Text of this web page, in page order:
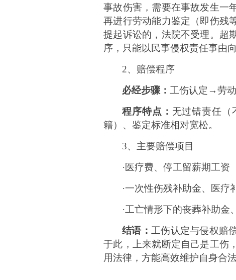
事故伤害，需要在事故发生一
再进行劳动能力鉴定（即伤残
提起诉讼的，法院不受理。超
序，只能以民事侵权责任事由
2、赔偿程序
必经步骤：工伤认定 →劳
程序特点： 无过错责任（
籍）、鉴定标准相对宽松。
3、主要赔偿项目
·医疗费、停工留薪期工资
·一次性伤残补助金、医疗
·工亡情形下的丧葬补助金
结语：工伤认定与侵权赔
于此，上来就断定自己是工伤
用法律，方能高效维护自身合法